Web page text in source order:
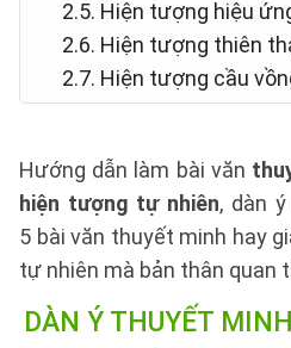
2.5. Hiện tượng hiệu
2.6. Hiện tượng thiên
2.7. Hiện tượng cầu
Hướng dẫn làm bài văn
hiện tượng tự nhiên, dàn
5 bài văn thuyết minh hay
tự nhiên mà bản thân quan
DÀN Ý THUYẾT MINH